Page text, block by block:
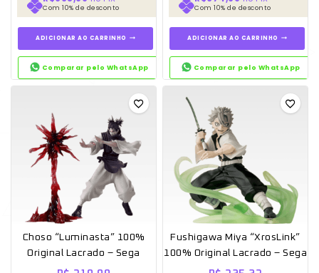
Com 10% de desconto
ADICIONAR AO CARRINHO
Comparar pelo WhatsApp
Com 10% de desconto
ADICIONAR AO CARRINHO
Comparar pelo WhatsApp
Choso “Luminasta” 100%
Original Lacrado – Sega
Fushigawa Miya “XrosLink”
100% Original Lacrado – Sega